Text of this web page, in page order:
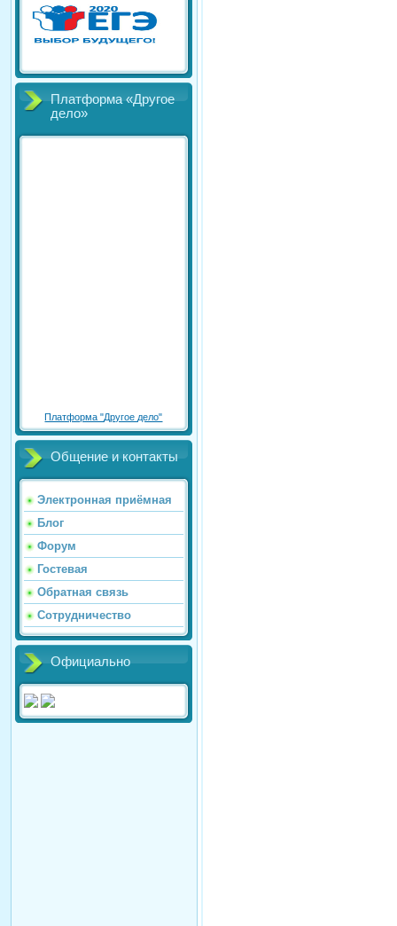
Платформа «Другое
дело»
Платформа "Другое дело"
Общение и контакты
Электронная приёмная
Блог
Форум
Гостевая
Обратная связь
Сотрудничество
Официально